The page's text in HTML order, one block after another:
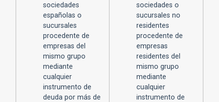
sociedades
españolas o
sucursales
procedente de
empresas del
mismo grupo
mediante
cualquier
instrumento de
deuda por más de
sociedades o
sucursales no
residentes
procedente de
empresas
residentes del
mismo grupo
mediante
cualquier
instrumento de